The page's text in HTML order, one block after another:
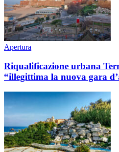
Apertura
Riqualificazione urbana
“illegittima la nuova gara